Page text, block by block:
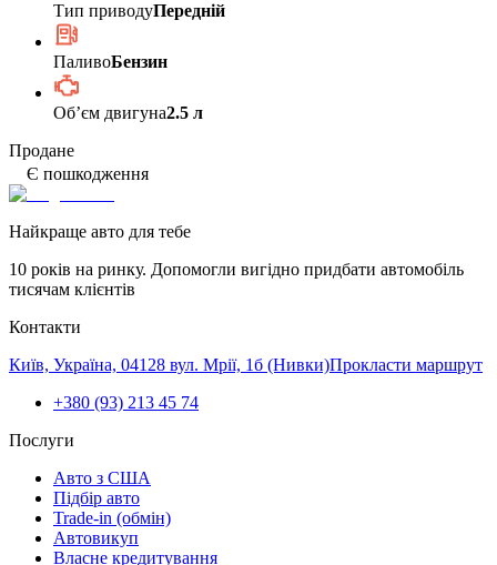
Тип приводуПередній
ПаливоБензин
Обʼєм двигуна2.5 л
Продане
Є пошкодження
Найкраще авто для тебе
10 років на ринку. Допомогли вигідно придбати автомобіль
тисячам клієнтів
Контакти
Київ, Україна, 04128 вул. Мрії, 1б (Нивки)Прокласти маршрут
+380 (93) 213 45 74
Послуги
Авто з США
Підбір авто
Trade-in (обмін)
Автовикуп
Власне кредитування